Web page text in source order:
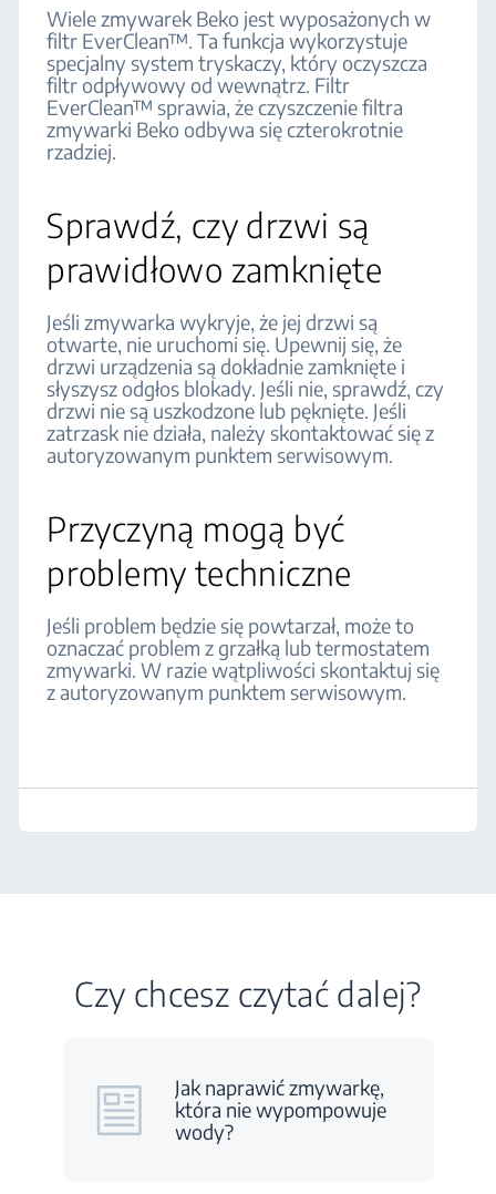
Wiele zmywarek Beko jest wyposażonych w
filtr EverClean™. Ta funkcja wykorzystuje
specjalny system tryskaczy, który oczyszcza
filtr odpływowy od wewnątrz. Filtr
EverClean™ sprawia, że czyszczenie filtra
zmywarki Beko odbywa się czterokrotnie
rzadziej.
Sprawdź, czy drzwi są
prawidłowo zamknięte
Jeśli zmywarka wykryje, że jej drzwi są
otwarte, nie uruchomi się. Upewnij się, że
drzwi urządzenia są dokładnie zamknięte i
słyszysz odgłos blokady. Jeśli nie, sprawdź, czy
drzwi nie są uszkodzone lub pęknięte. Jeśli
zatrzask nie działa, należy skontaktować się z
autoryzowanym punktem serwisowym.
Przyczyną mogą być
problemy techniczne
Jeśli problem będzie się powtarzał, może to
oznaczać problem z grzałką lub termostatem
zmywarki. W razie wątpliwości skontaktuj się
z autoryzowanym punktem serwisowym.
Czy chcesz czytać dalej?
Jak naprawić zmywarkę,
która nie wypompowuje
wody?